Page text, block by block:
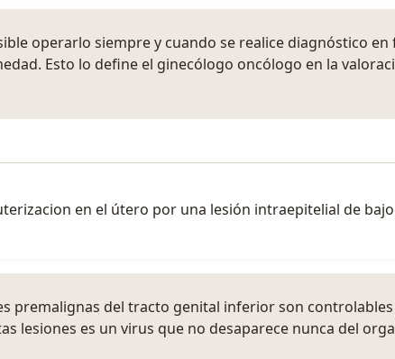
operarlo siempre y cuando se realice diagnóstico en
Esto lo define el ginecólogo oncólogo en la
en el útero por una lesión intraepitelial de
premalignas del tracto genital inferior son
lesiones es un virus que no desaparece nunca del